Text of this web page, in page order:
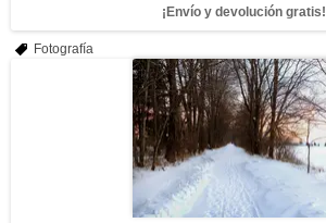
¡Envío y devolución gratis!
Fotografía